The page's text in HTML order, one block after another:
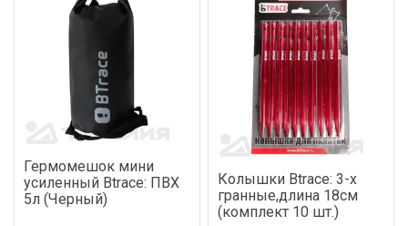
Гермомешок мини
усиленный Btrace: ПВХ
5л (Черный)
Колышки Btrace: 3-х
гранные,длина 18см
(комплект 10 шт.)